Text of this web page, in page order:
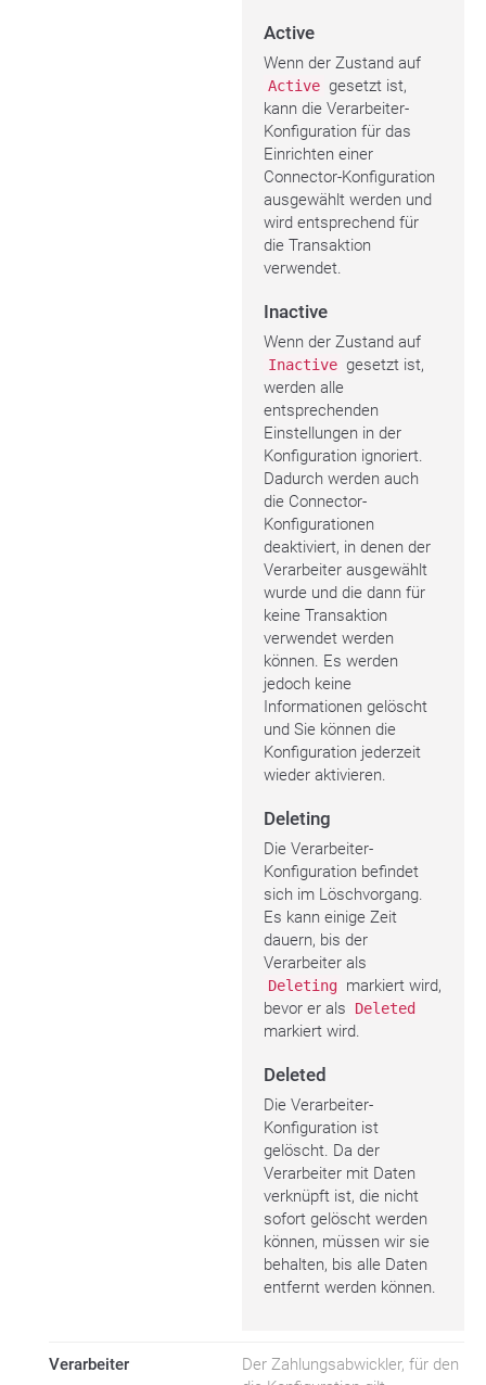
Active
Wenn der Zustand auf
Active gesetzt ist,
kann die Verarbeiter-
Konfiguration für das
Einrichten einer
Connector-Konfiguration
ausgewählt werden und
wird entsprechend für
die Transaktion
verwendet.
Inactive
Wenn der Zustand auf
Inactive gesetzt ist,
werden alle
entsprechenden
Einstellungen in der
Konfiguration ignoriert.
Dadurch werden auch
die Connector-
Konfigurationen
deaktiviert, in denen der
Verarbeiter ausgewählt
wurde und die dann für
keine Transaktion
verwendet werden
können. Es werden
jedoch keine
Informationen gelöscht
und Sie können die
Konfiguration jederzeit
wieder aktivieren.
Deleting
Die Verarbeiter-
Konfiguration befindet
sich im Löschvorgang.
Es kann einige Zeit
dauern, bis der
Verarbeiter als
Deleting markiert wird,
bevor er als
Deleted
markiert wird.
Deleted
Die Verarbeiter-
Konfiguration ist
gelöscht. Da der
Verarbeiter mit Daten
verknüpft ist, die nicht
sofort gelöscht werden
können, müssen wir sie
behalten, bis alle Daten
entfernt werden können.
Verarbeiter
Der Zahlungsabwickler, für den